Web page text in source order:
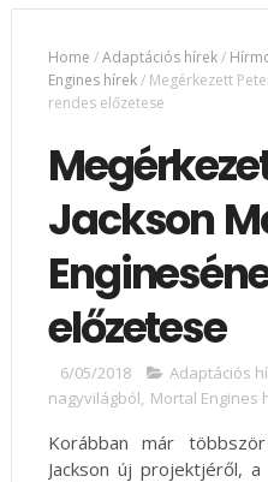
Home /Adaptációs hírek/
Engines hírek/ Megérkezett
rendes előzetese
Jackson
előzetese
6/05/2018 Adaptációs
nagyvilágból, Mortal Engines
Korábban már
Jackson új projektjéről,